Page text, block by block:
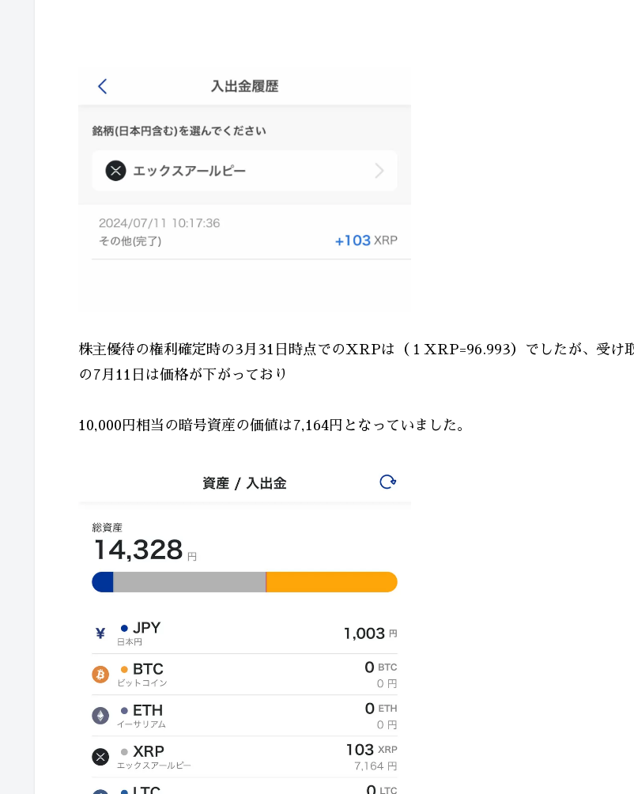
株主優待の権利確定時の3月31日時点でのXRPは（１XRP=96.993）でしたが、受け
の7月11日は価格が下がっており
10,000円相当の暗号資産の価値は7,164円となっていました。